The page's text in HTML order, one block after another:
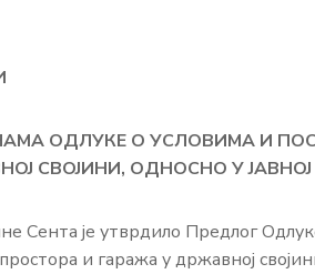
ОДЛУКЕ О УСЛОВИМА И
СВОЈИНИ, ОДНОСНО У
Сента је утврдило Предлог
и гаража у државној